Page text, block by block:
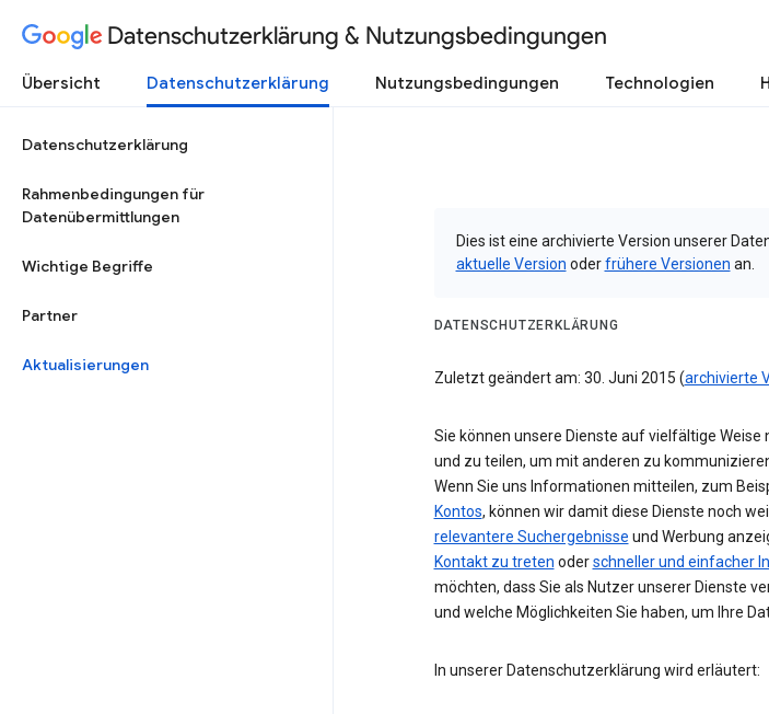
Datenschutzerklärung & Nutzungsbedingungen
Übersicht Datenschutzerklärung Nutzungsbedingungen Technologien
Datenschutzerklärung
Rahmenbedingungen für
Datenübermittlungen
Wichtige Begriffe
Partner
Aktualisierungen
Dies ist eine archivierte Version unserer
aktuelle Version oderfrühere Versionen an.
DATENSCHUTZERKLÄRUNG
Zuletzt geändert am: 30. Juni 2015 (archivierte
Sie können unsere Dienste auf vielfältige
und zu teilen, um mit anderen zu
Wenn Sie uns Informationen mitteilen, zum
Kontos, können wir damit diese Dienste noch
relevantere Suchergebnisse und Werbung
Kontakt zu treten oderschneller und einfacher
möchten, dass Sie als Nutzer unserer Dienste
und welche Möglichkeiten Sie haben, um Ihre
In unserer Datenschutzerklärung wird erläutert: